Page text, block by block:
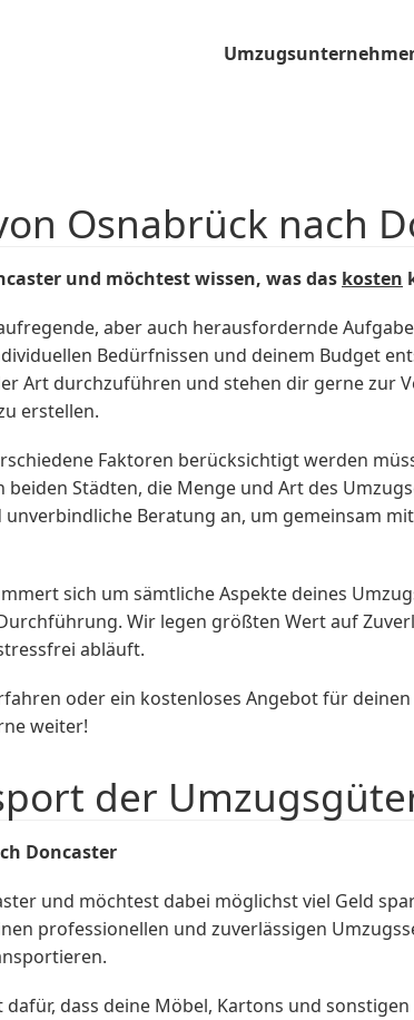
Osnabrück nach
und möchtest wissen, was das kosten
aber auch herausfordernde
Bedürfnissen und deinem Budget
Art durchzuführen und stehen dir gerne zur
erstellen.
Faktoren berücksichtigt werden
Städten, die Menge und Art des
Beratung an, um gemeinsam
sich um sämtliche Aspekte deines
Wir legen größten Wert auf
abläuft.
oder ein kostenloses Angebot für
weiter!
der
Doncaster
und möchtest dabei möglichst viel Geld
professionellen und zuverlässigen
dass deine Möbel, Kartons und